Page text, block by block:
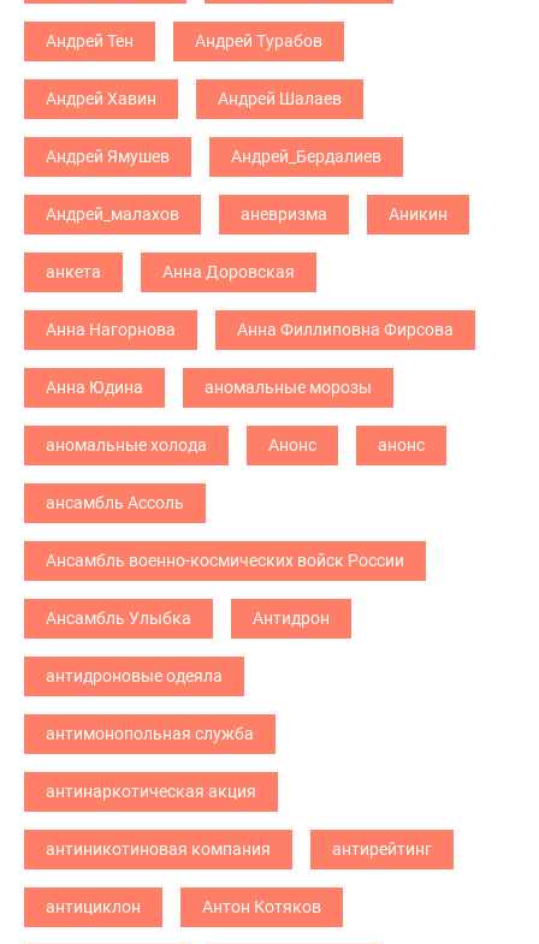
Андрей Тен Андрей Турабов
Андрей Хавин Андрей Шалаев
Андрей Ямушев Андрей_Бердалиев
Андрей_малахов аневризма Аникин
анкета Анна Доровская
Анна Нагорнова Анна Филлиповна Фирсова
Анна Юдина аномальные морозы
аномальные холода Анонс анонс
ансамбль Ассоль
Ансамбль военно-космических войск России
Ансамбль Улыбка Антидрон
антидроновые одеяла
антимонопольная служба
антинаркотическая акция
антиникотиновая компания антирейтинг
антициклон Антон Котяков